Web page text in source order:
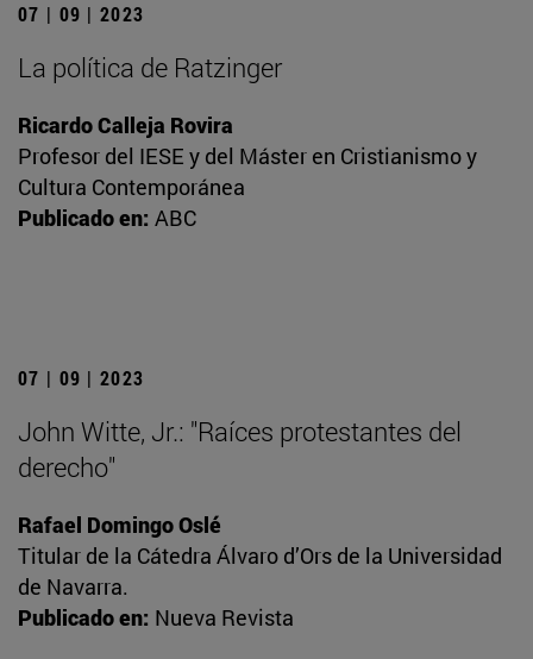
07 | 09 | 2023
La política de Ratzinger
Ricardo Calleja Rovira
Profesor del IESE y del Máster en Cristianismo y
Cultura Contemporánea
Publicado en: ABC
07 | 09 | 2023
John Witte, Jr.: "Raíces protestantes del
derecho"
Rafael Domingo Oslé
Titular de la Cátedra Álvaro d’Ors de la Universidad
de Navarra.
Publicado en: Nueva Revista